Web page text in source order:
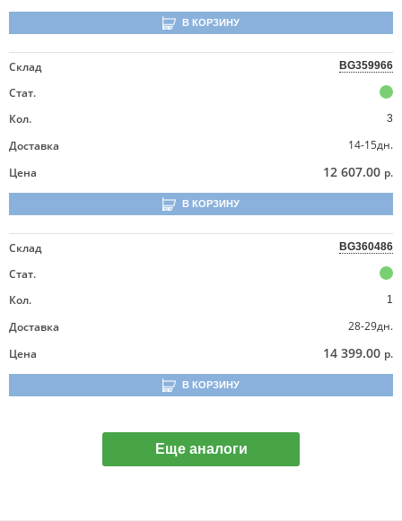
В КОРЗИНУ
Склад BG359966
Стат.
Кол.
3
Доставка
14-15дн.
Цена
12 607.00 р.
В КОРЗИНУ
Склад BG360486
Стат.
Кол.
1
Доставка
28-29дн.
Цена
14 399.00 р.
В КОРЗИНУ
Еще аналоги